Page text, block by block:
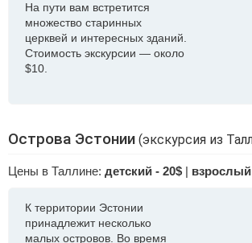
На пути вам встретится
множество старинных
церквей и интересных зданий.
Стоимость экскурсии — около
$10.
Острова Эстонии (экскурсия из
Цены в Таллине: детский - 20$ | взрослый
К территории Эстонии
принадлежит несколько
малых островов. Во время